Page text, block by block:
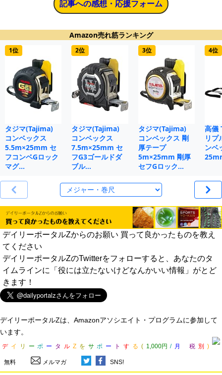
記事への感想・応援フォーム
Amazon売れ筋ランキング
1位
タジマ(Tajima)
コンベックス
5.5m×25mm セ
フコンベGロック
マグ…
2位
タジマ(Tajima)
コンベックス
7.5m×25mm セ
フG3ゴールドダ
ブル…
3位
タジマ(Tajima)
コンベックス 剛
厚テープ
5m×25mm 剛厚
セフGロック…
4位
高儀
リプ
ンベ
デイリーポータルZからのお願い 買って良かったものを教え
てください
デイリーポータルZのTwitterをフォローすると、あなたのタ
イムラインに「役には立たないけどなんかいい情報」がとど
きます！
デイリーポータルZは、Amazonアソシエイト・プログラムに参加して
います。
デ イ リ ー ポ ー タ ル Z を サ ポ ー ト す る ( 1,000円 / 月 税 別 )
無料 メルマガ SNS!